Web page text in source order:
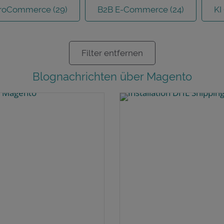
(29) B2B E-Commerce (24) KI
Filter entfernen
Blognachrichten über Magento